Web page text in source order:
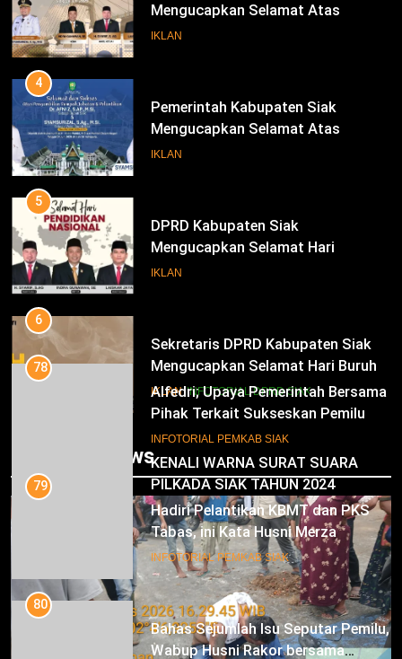
Mengucapkan Selamat Atas
Pengambilan Sumpah Jabatan
IKLAN
4
Pemerintah Kabupaten Siak
Mengucapkan Selamat Atas
Pengambilan Sumpah Jabatan
IKLAN
5
DPRD Kabupaten Siak
Mengucapkan Selamat Hari
Pendidikan Nasional
IKLAN
6
Sekretaris DPRD Kabupaten Siak
Mengucapkan Selamat Hari Buruh
IKLAN INFOTORIAL DPRD SIAK
KENALI WARNA SURAT SUARA
PILKADA SIAK TAHUN 2024
IKLAN
Mari Sukseskan Pilkada Serentak
Tahun 2024
IKLAN
Trending News
78
Alfedri; Upaya Pemerintah Bersama
Pihak Terkait Sukseskan Pemilu
2024
INFOTORIAL PEMKAB SIAK
79
Hadiri Pelantikan KBMT dan PKS
Tabas, ini Kata Husni Merza
INFOTORIAL PEMKAB SIAK
80
Bahas Sejumlah Isu Seputar Pemilu,
Wabup Husni Rakor bersama